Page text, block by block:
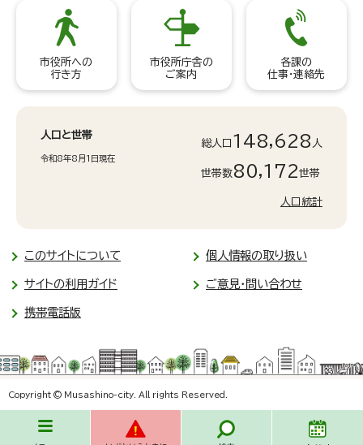
市役所への
行き方
市役所庁舎の
ご案内
各課の
仕事・連絡先
人口と世帯
令和8年8月1日現在
総人口 148,628 人
世帯数80,172世帯
人口統計
このサイトについて 個人情報の取り扱い
サイトの利用ガイド ご意見・問い合わせ
携帯電話版
Copyright © Musashino-city. All rights Reserved.